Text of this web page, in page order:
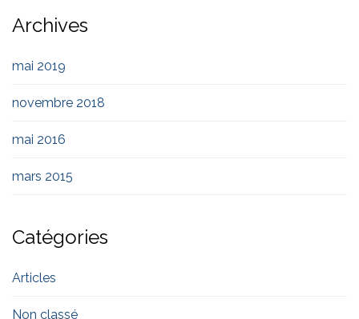
Archives
mai 2019
novembre 2018
mai 2016
mars 2015
Catégories
Articles
Non classé